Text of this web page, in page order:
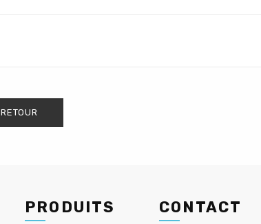
RETOUR
PRODUITS CONTACT